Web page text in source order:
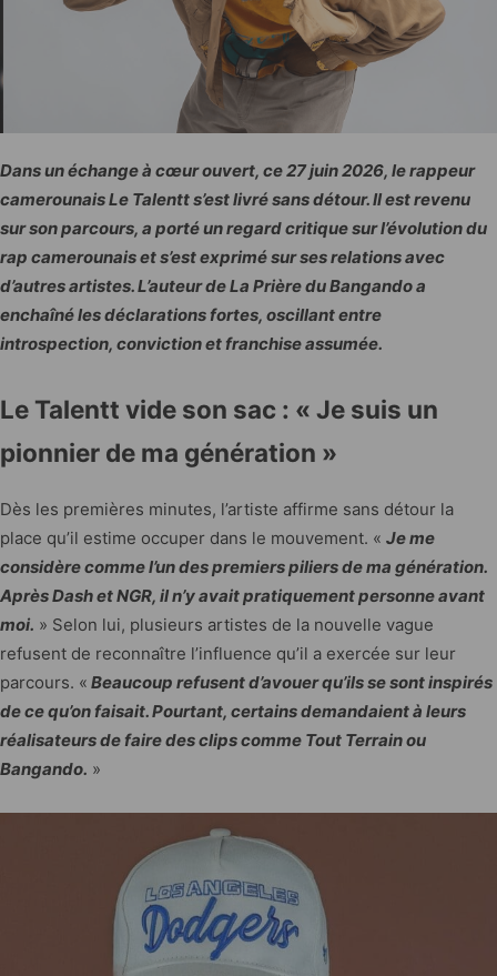
Dans un échange à cœur ouvert, ce 27 juin 2026, le rappeur
camerounais Le Talentt s’est livré sans détour. Il est revenu
sur son parcours, a porté un regard critique sur l’évolution du
rap camerounais et s’est exprimé sur ses relations avec
d’autres artistes. L’auteur de La Prière du Bangando a
enchaîné les déclarations fortes, oscillant entre
introspection, conviction et franchise assumée.
Le Talentt vide son sac : « Je suis un
pionnier de ma génération »
Dès les premières minutes, l’artiste affirme sans détour la
place qu’il estime occuper dans le mouvement. « Je me
considère comme l’un des premiers piliers de ma génération.
Après Dash et NGR, il n’y avait pratiquement personne avant
moi. » Selon lui, plusieurs artistes de la nouvelle vague
refusent de reconnaître l’influence qu’il a exercée sur leur
parcours. « Beaucoup refusent d’avouer qu’ils se sont inspirés
de ce qu’on faisait. Pourtant, certains demandaient à leurs
réalisateurs de faire des clips comme Tout Terrain ou
Bangando. »